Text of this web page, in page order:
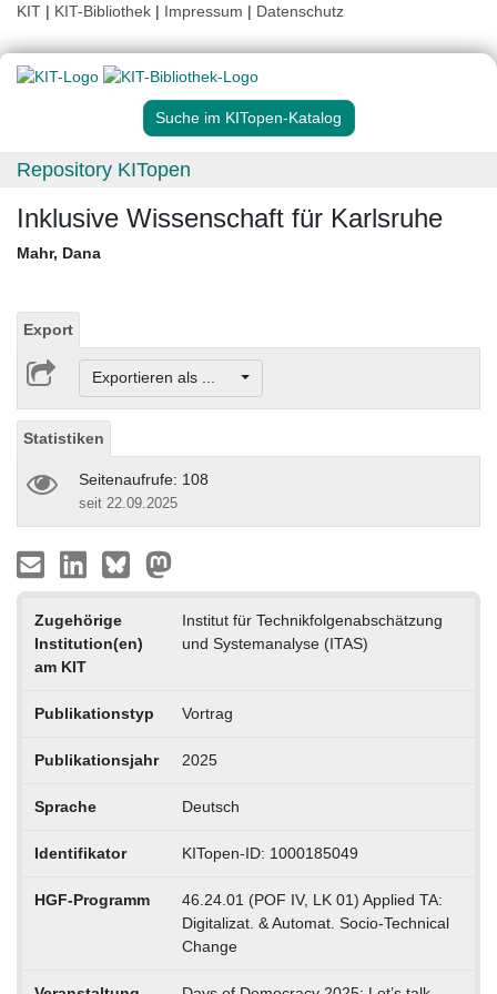
KIT | KIT-Bibliothek | Impressum | Datenschutz
Suche im KITopen-Katalog
Repository KITopen
Inklusive Wissenschaft für Karlsruhe
Mahr, Dana
Export
Exportieren als ...
Statistiken
Seitenaufrufe: 108
seit 22.09.2025
Zugehörige
Institution(en)
am KIT
Institut für Technikfolgenabschätzung
und Systemanalyse (ITAS)
Publikationstyp Vortrag
Publikationsjahr 2025
Sprache Deutsch
Identifikator KITopen-ID: 1000185049
HGF-Programm
46.24.01 (POF IV, LK 01) Applied TA:
Digitalizat. & Automat. Socio-Technical
Change